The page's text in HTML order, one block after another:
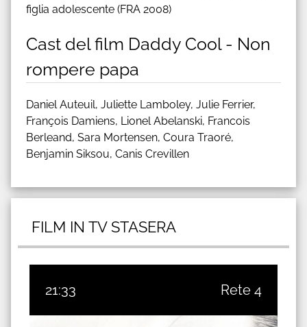
figlia adolescente (FRA 2008)
Cast del film Daddy Cool - Non
rompere papa
Daniel Auteuil, Juliette Lamboley, Julie Ferrier,
François Damiens, Lionel Abelanski, Francois
Berleand, Sara Mortensen, Coura Traoré,
Benjamin Siksou, Canis Crevillen
FILM IN TV STASERA
21:33 Rete 4